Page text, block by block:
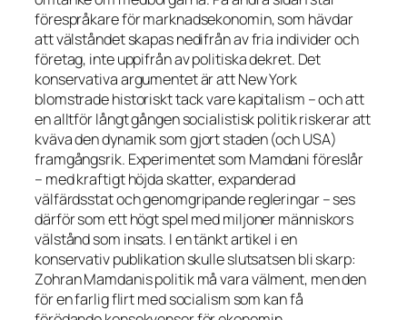
förespråkare för marknadsekonomin, som hävdar
att välståndet skapas nedifrån av fria individer och
företag, inte uppifrån av politiska dekret. Det
konservativa argumentet är att New York
blomstrade historiskt tack vare kapitalism – och att
en alltför långt gången socialistisk politik riskerar att
kväva den dynamik som gjort staden (och USA)
framgångsrik. Experimentet som Mamdani föreslår
– med kraftigt höjda skatter, expanderad
välfärdsstat och genomgripande regleringar – ses
därför som ett högt spel med miljoner människors
välstånd som insats. I en tänkt artikel i en
konservativ publikation skulle slutsatsen bli skarp:
Zohran Mamdanis politik må vara välment, men den
för en farlig flirt med socialism som kan få